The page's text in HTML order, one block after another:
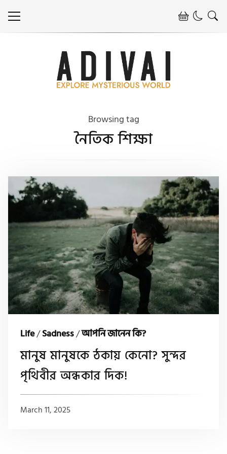
Browsing tag
নৈতিক শিক্ষা
Life/Sadness/আপনি জানেন কি?
মানুষ মানুষকে ঠকায় কেনো? সুন্দর
পৃথিবীর অন্ধকার দিক!
March 11, 2025